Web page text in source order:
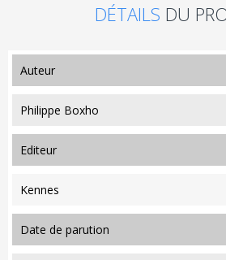
DÉTAILS DU
auteur
Philippe Boxho
editeur
Kennes
date de parution